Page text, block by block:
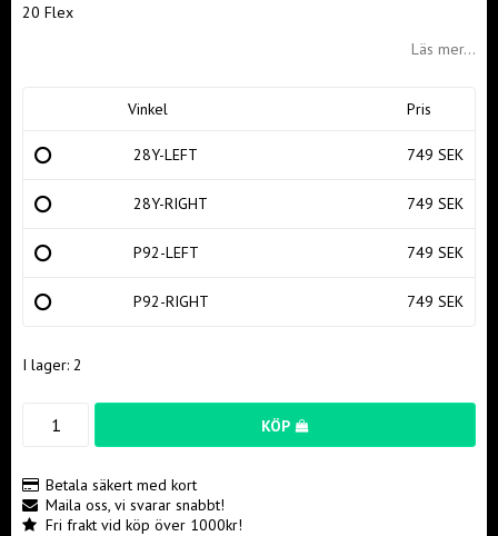
20 Flex
Läs mer...
Vinkel Pris
28Y-LEFT 749 SEK
28Y-RIGHT 749 SEK
P92-LEFT 749 SEK
P92-RIGHT 749 SEK
I lager: 2
KÖP
Betala säkert med kort
Maila oss, vi svarar snabbt!
Fri frakt vid köp över 1000kr!